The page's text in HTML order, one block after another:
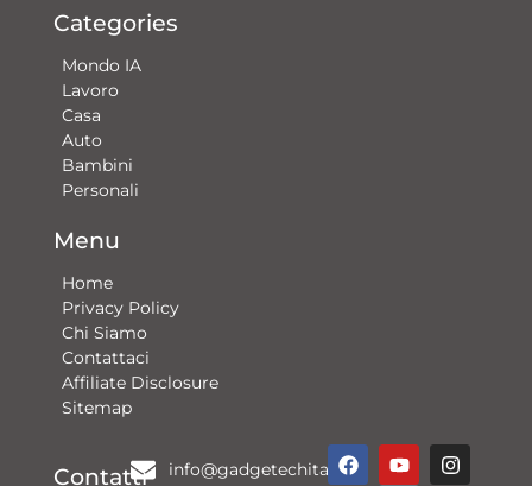
Categories
Mondo IA
Lavoro
Casa
Auto
Bambini
Personali
Menu
Home
Privacy Policy
Chi Siamo
Contattaci​
Affiliate Disclosure
Sitemap
Contatti info@gadgetechitalia.it
F
a
Y
o
I
n
G
o